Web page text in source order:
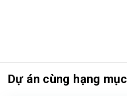
Dự án cùng hạng mục